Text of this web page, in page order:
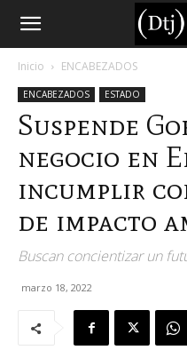
Diario
Tijuana
Inicio ENCABEZADOS
ENCABEZADOS ESTADO
Suspende
negocio en
incumplir
de impacto
Buscan concientizar un
marzo 18, 2022